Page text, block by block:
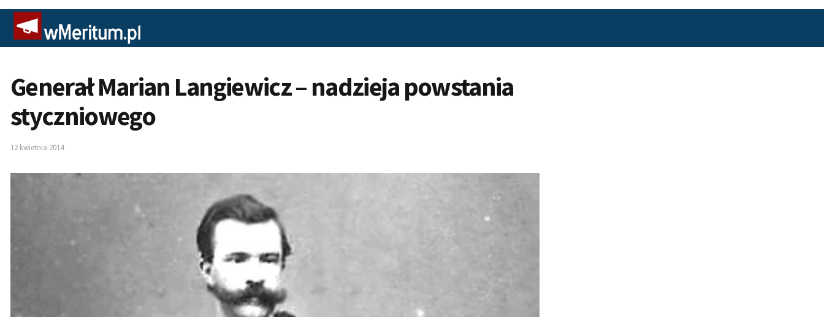
Generał Marian Langiewicz – nadzieja powstania
styczniowego
12 kwietnia 2014